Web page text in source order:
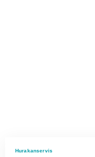
Hurakanservis